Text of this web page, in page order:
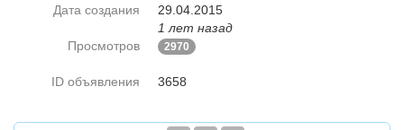
Дата создания
29.04.2015
1 лет назад
Просмотров
2970
ID объявления 3658